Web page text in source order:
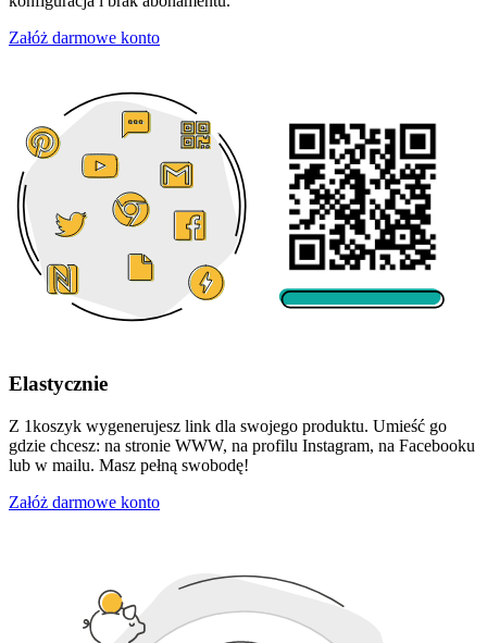
Załóż darmowe konto
Elastycznie
Z 1koszyk wygenerujesz link dla swojego produktu. Umieść go
gdzie chcesz: na stronie WWW, na profilu Instagram, na Facebooku
lub w mailu. Masz pełną swobodę!
Załóż darmowe konto